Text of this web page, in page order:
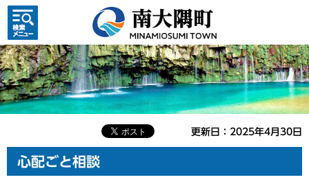
検索・
共通メ
ニュー
更新日：2025年4月30日
心配ごと相談